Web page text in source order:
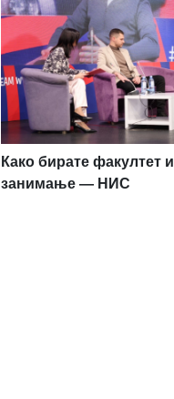
Како бирате факултет и
занимање — НИС